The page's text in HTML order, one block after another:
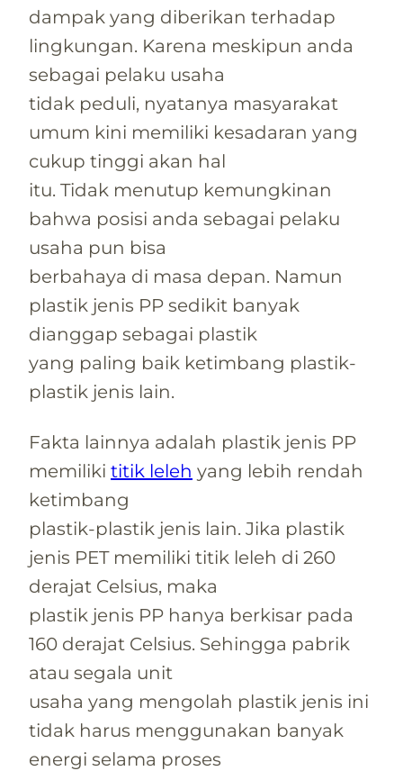
dampak yang diberikan terhadap
lingkungan. Karena meskipun anda
sebagai pelaku usaha
tidak peduli, nyatanya masyarakat
umum kini memiliki kesadaran yang
cukup tinggi akan hal
itu. Tidak menutup kemungkinan
bahwa posisi anda sebagai pelaku
usaha pun bisa
berbahaya di masa depan. Namun
plastik jenis PP sedikit banyak
dianggap sebagai plastik
yang paling baik ketimbang plastik-
plastik jenis lain.
Fakta lainnya adalah plastik jenis PP
memiliki titik leleh yang lebih rendah
ketimbang
plastik-plastik jenis lain. Jika plastik
jenis PET memiliki titik leleh di 260
derajat Celsius, maka
plastik jenis PP hanya berkisar pada
160 derajat Celsius. Sehingga pabrik
atau segala unit
usaha yang mengolah plastik jenis ini
tidak harus menggunakan banyak
energi selama proses